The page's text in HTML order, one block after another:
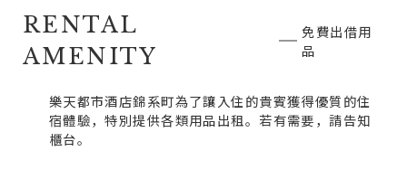
RENTAL
AMENITY
免費出借用
品
樂天都市酒店錦系町為了讓入住的貴賓獲得優質的住
宿體驗，特別提供各類用品出租。若有需要，請告知
櫃台。